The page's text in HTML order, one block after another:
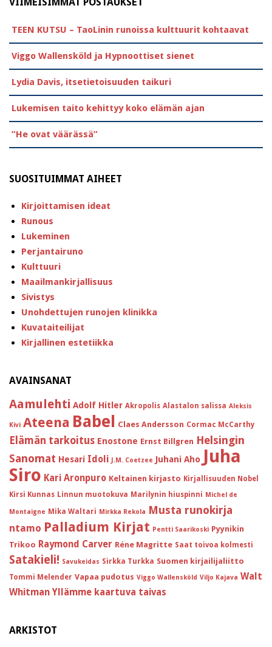
TEEN KUTSU – TaoLinin runoissa kulttuurit kohtaavat
Viggo Wallensköld ja Hypnoottiset sienet
Lydia Davis, itsetietoisuuden taikuri
Lukemisen taito kehittyy koko elämän ajan
”He ovat väärässä”
SUOSITUIMMAT AIHEET
Kirjoittamisen ideat
Runous
Lukeminen
Perjantairuno
Kulttuuri
Maailmankirjallisuus
Sivistys
Unohdettujen runojen klinikka
Kuvataiteilijat
Kirjallinen estetiikka
AVAINSANAT
Aamulehti Adolf Hitler Akropolis Alastalon salissa Aleksis
Kivi Ateena Babel Claes Andersson Cormac McCarthy
Elämän tarkoitus Enostone Ernst Billgren Helsingin
Sanomat Hesari Idoli J.M. Coetzee Juhani Aho Juha
Siro Kari Aronpuro Keltainen kirjasto Kirjallisuuden Nobel
Kirsi Kunnas Linnun muotokuva Marilynin hiuspinni Michel de
Montaigne Mika Waltari Mirkka Rekola Musta runokirja
ntamo Palladium Kirjat Pentti Saarikoski Pyynikin
Trikoo Raymond Carver Réne Magritte Saat toivoa kolmesti
Satakieli! Savukeidas Sirkka Turkka Suomen kirjailijaliitto
Tommi Melender Vapaa pudotus Viggo Wallensköld Viljo Kajava Walt
Whitman Yllämme kaartuva taivas
ARKISTOT